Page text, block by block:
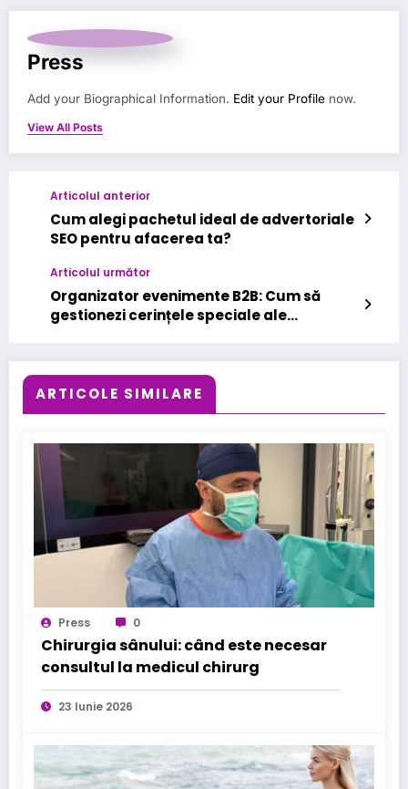
Press
Add your Biographical Information. Edit your Profile now.
View All Posts
Articolul anterior
Cum alegi pachetul ideal de advertoriale
SEO pentru afacerea ta?
Articolul următor
Organizator evenimente B2B: Cum să
gestionezi cerințele speciale ale
ARTICOLE SIMILARE
Press 0
Chirurgia sânului: când este necesar
consultul la medicul chirurg
23 Iunie 2026